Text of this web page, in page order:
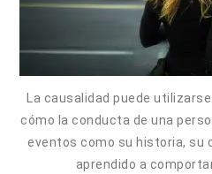
La causalidad puede
cómo la conducta de una
eventos como su historia, su
aprendido a